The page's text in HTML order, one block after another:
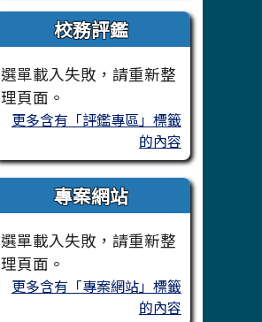
校務評鑑
選單載入失敗，請重新整
理頁面。
更多含有「評鑑專區」標籤
的內容
專案網站
選單載入失敗，請重新整
理頁面。
更多含有「專案網站」標籤
的內容